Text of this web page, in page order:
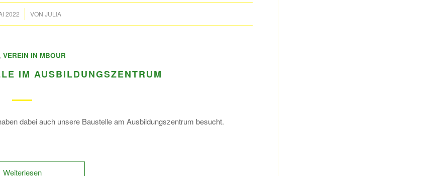
2022 VON JULIA
, VEREIN IN MBOUR
IM AUSBILDUNGSZENTRUM
dabei auch unsere Baustelle am Ausbildungszentrum besucht.
Weiterlesen